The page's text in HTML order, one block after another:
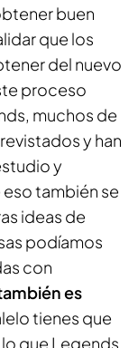
buen
que los
del nuevo
proceso
muchos de
y han
y
también se
ideas de
podíamos
con
es
tienes que
que Legends